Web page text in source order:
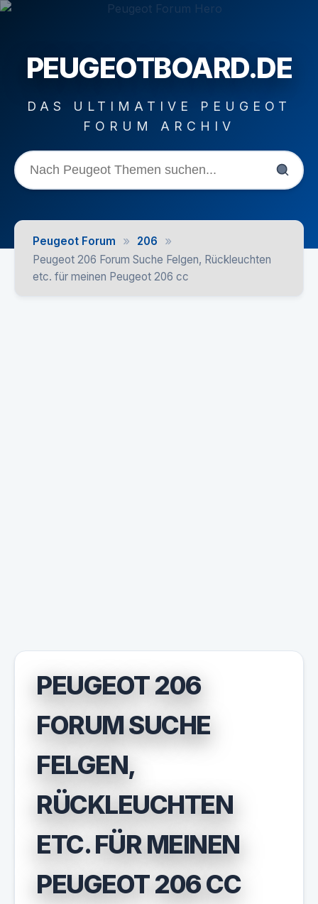
PEUGEOTBOARD.DE
DAS ULTIMATIVE PEUGEOT
FORUM ARCHIV
Peugeot Forum » 206 »
Peugeot 206 Forum Suche Felgen, Rückleuchten
etc. für meinen Peugeot 206 cc
PEUGEOT 206
FORUM SUCHE
FELGEN,
RÜCKLEUCHTEN
ETC. FÜR MEINEN
PEUGEOT 206 CC